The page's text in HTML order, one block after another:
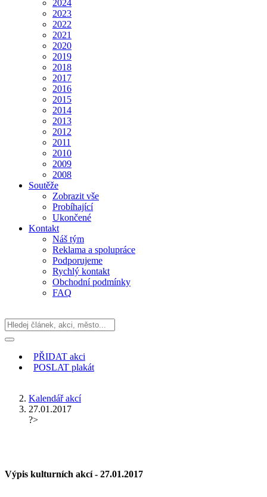
2024
2023
2022
2021
2020
2019
2018
2017
2016
2015
2014
2013
2012
2011
2010
2009
2008
Soutěže
Zobrazit vše
Probíhající
Ukončené
Kontakt
Náš tým
Reklama a spolupráce
Podporujeme
Rychlý kontakt
Obchodní podmínky
FAQ
PŘIDAT akci
POSLAT plakát
Kalendář akcí
27.01.2017
?>
Výpis kulturních akcí - 27.01.2017